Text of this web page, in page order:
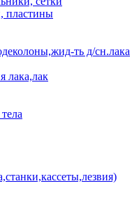
пластины
ть д/сн.лака
лака,лак